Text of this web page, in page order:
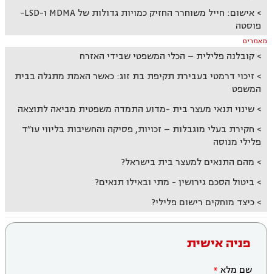
אישום: חייל משוחרר החזיק כמויות גדולות של MDMA ו-LSD-
פוסטה
מאמרים
קובלנה פלילית – הכלי המשפטי שבידי האזרח​
זיכוי דרמטי בעבירת תקיפת בת זוג: כאשר האמת מתגלה בבית
המשפט
שינוי תנאי מעצר בית -מדוע התמדה משפטית מביאה לתוצאה
חקירת בעלי מוגבלות – זכויות, פסיקה והחשיבות בליווי עו״ד
פלילי מנוסה
מהם התנאים למעצר בית בישראל?
ביטול הסכם גירושין - מתי ובאילו תנאים?
כיצד מוחקים רישום פלילי?
פניה אישית
שם מלא